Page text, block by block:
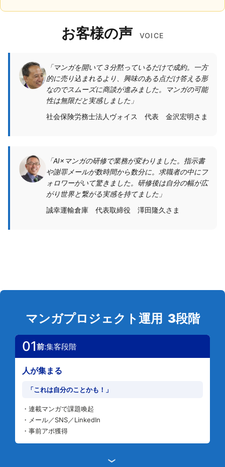
お客様の声 VOICE
「マンガを開いて３分黙っているだけで成約。一方
的に売り込まれるより、興味のある点だけ答える形
なのでスムーズに商談が進みました。マンガの可能
性は無限だと実感しました」
社会保険労務士法人ヴォイス 代表 金沢宏明さま
「AI×マンガの研修で業務が変わりました。指示書
や謝罪メールが数時間から数分に。求職者の中にフ
ォロワーがいて驚きました。研修後は自分の幅が広
がり世界と繋がる実感を持てました」
誠幸運輸倉庫 代表取締役 澤田隆久さま
マンガプロジェクト運用 3段階
01前:集客段階
人が集まる
「これは自分のことかも！」
・連載マンガで課題喚起
・メール／SNS／LinkedIn
・事前アポ獲得
›